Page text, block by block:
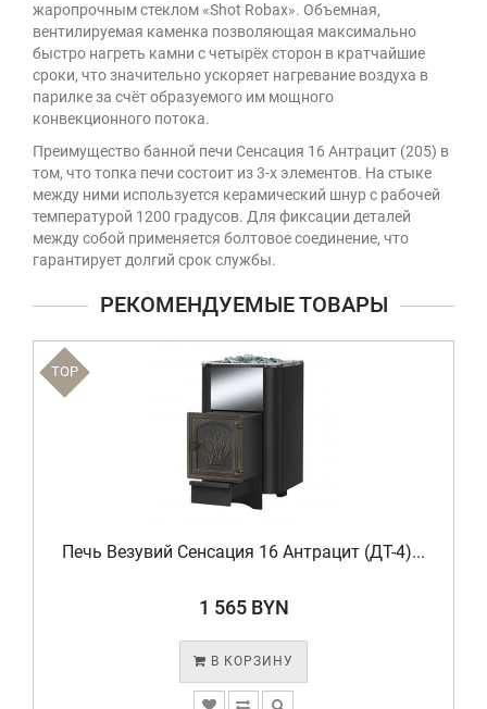
жаропрочным стеклом «Shot Robax». Объемная,
вентилируемая каменка позволяющая максимально
быстро нагреть камни с четырёх сторон в кратчайшие
сроки, что значительно ускоряет нагревание воздуха в
парилке за счёт образуемого им мощного
конвекционного потока.
Преимущество банной печи Сенсация 16 Антрацит (205) в
том, что топка печи состоит из 3-х элементов. На стыке
между ними используется керамический шнур с рабочей
температурой 1200 градусов. Для фиксации деталей
между собой применяется болтовое соединение, что
гарантирует долгий срок службы.
РЕКОМЕНДУЕМЫЕ ТОВАРЫ
TOP
Печь Везувий Сенсация 16 Антрацит (ДТ-4)...
1 565 BYN
В КОРЗИНУ